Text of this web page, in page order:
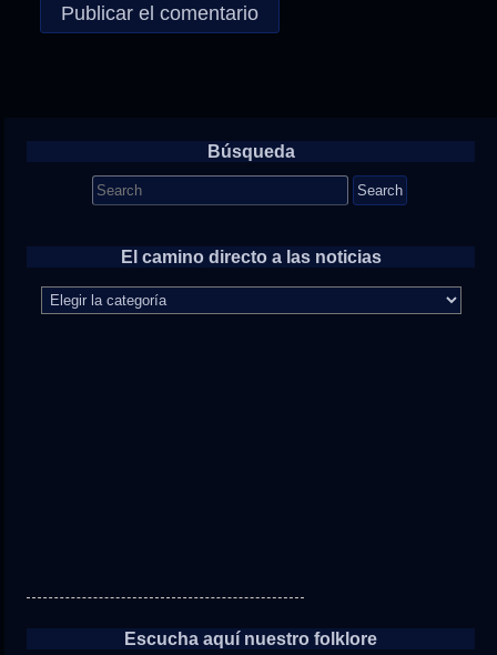
Búsqueda
Search
for:
El camino directo a las noticias
camino
Escucha aquí nuestro folklore